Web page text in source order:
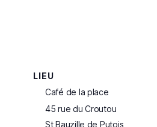
LIEU
Café de la place
45 rue du Croutou
St Bauzille de Putois